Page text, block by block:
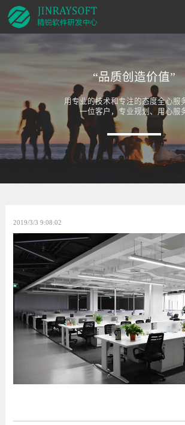
“品质创造价值”
用专业的技术和专注的态度全心服
一位客户，专业规划、用心服
2019/3/3 9:08:02